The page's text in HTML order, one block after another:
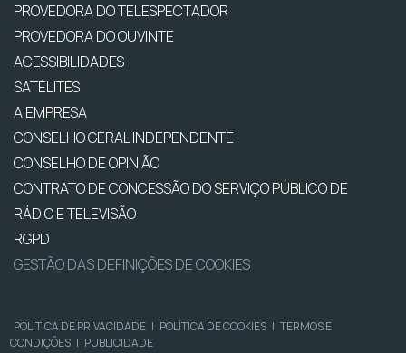
PROVEDORA DO TELESPECTADOR
PROVEDORA DO OUVINTE
ACESSIBILIDADES
SATÉLITES
A EMPRESA
CONSELHO GERAL INDEPENDENTE
CONSELHO DE OPINIÃO
CONTRATO DE CONCESSÃO DO SERVIÇO PÚBLICO DE
RÁDIO E TELEVISÃO
RGPD
GESTÃO DAS DEFINIÇÕES DE COOKIES
POLÍTICA DE PRIVACIDADE | POLÍTICA DE COOKIES | TERMOS E
CONDIÇÕES | PUBLICIDADE